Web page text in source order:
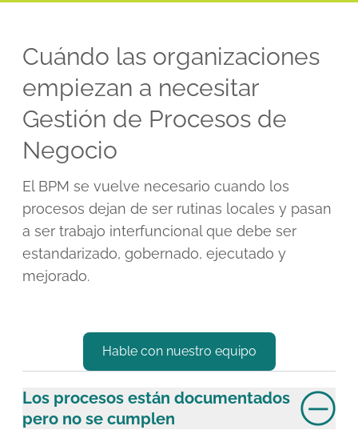
Cuándo las organizaciones
empiezan a necesitar
Gestión de Procesos de
Negocio
El BPM se vuelve necesario cuando los
procesos dejan de ser rutinas locales y pasan
a ser trabajo interfuncional que debe ser
estandarizado, gobernado, ejecutado y
mejorado.
Hable con nuestro equipo
Los procesos están documentados
pero no se cumplen